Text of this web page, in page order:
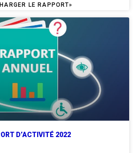
LE RAPPORT»
D’ACTIVITÉ 2022